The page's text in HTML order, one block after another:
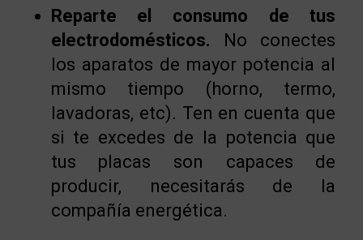
Reparte el consumo de tus
electrodomésticos. No conectes
los aparatos de mayor potencia al
mismo tiempo (horno, termo,
lavadoras, etc). Ten en cuenta que
si te excedes de la potencia que
tus placas son capaces de
producir, necesitarás de la
compañía energética.